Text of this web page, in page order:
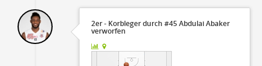
2er - Korbleger durch #45 Abdulai Abaker
verworfen